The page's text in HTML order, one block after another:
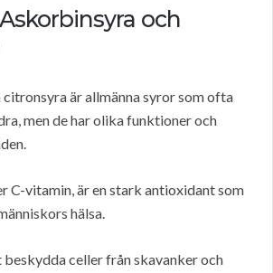
och
är allmänna syror som ofta
men de har olika funktioner och
C-vitamin, är en stark antioxidant som
hälsa.
celler från skavanker och